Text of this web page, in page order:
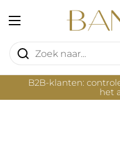
Menu openen
B2B-klanten:
het